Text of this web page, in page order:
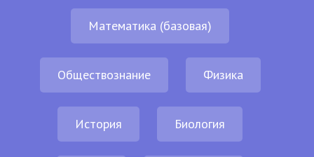
Математика (базовая)
Обществознание Физика
История Биология